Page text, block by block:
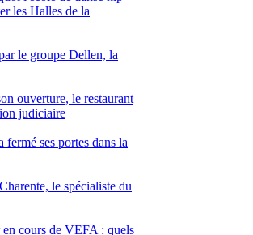
les Halles de la
le groupe Dellen, la
ouverture, le restaurant
judiciaire
ses portes dans la
le spécialiste du
cours de VEFA : quels